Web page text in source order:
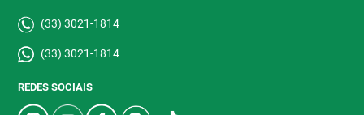
(33) 3021-1814
(33) 3021-1814
REDES SOCIAIS